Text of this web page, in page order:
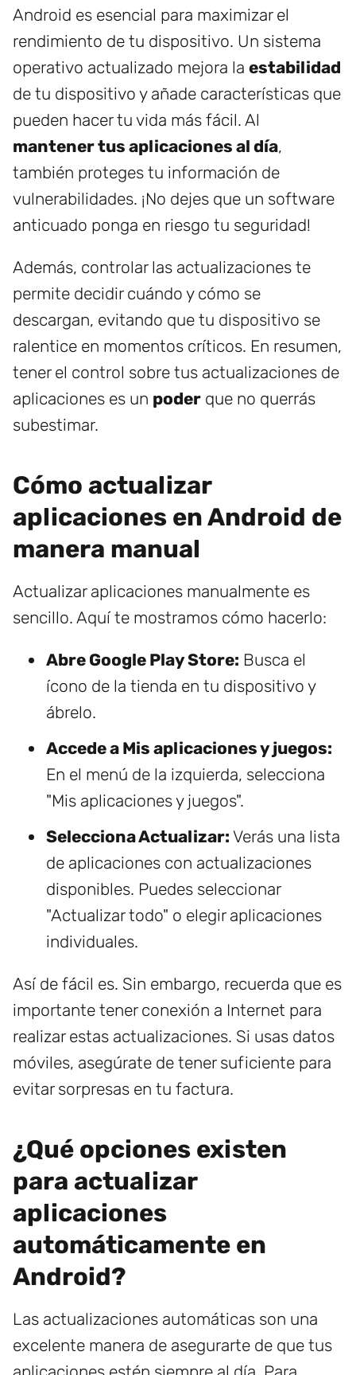
Android es esencial para maximizar el
rendimiento de tu dispositivo. Un sistema
operativo actualizado mejora la estabilidad
de tu dispositivo y añade características que
pueden hacer tu vida más fácil. Al
mantener tus aplicaciones al día,
también proteges tu información de
vulnerabilidades. ¡No dejes que un software
anticuado ponga en riesgo tu seguridad!
Además, controlar las actualizaciones te
permite decidir cuándo y cómo se
descargan, evitando que tu dispositivo se
ralentice en momentos críticos. En resumen,
tener el control sobre tus actualizaciones de
aplicaciones es un poder que no querrás
subestimar.
Cómo actualizar
aplicaciones en Android de
manera manual
Actualizar aplicaciones manualmente es
sencillo. Aquí te mostramos cómo hacerlo:
Abre Google Play Store: Busca el
ícono de la tienda en tu dispositivo y
ábrelo.
Accede a Mis aplicaciones y juegos:
En el menú de la izquierda, selecciona
"Mis aplicaciones y juegos".
Selecciona Actualizar: Verás una lista
de aplicaciones con actualizaciones
disponibles. Puedes seleccionar
"Actualizar todo" o elegir aplicaciones
individuales.
Así de fácil es. Sin embargo, recuerda que es
importante tener conexión a Internet para
realizar estas actualizaciones. Si usas datos
móviles, asegúrate de tener suficiente para
evitar sorpresas en tu factura.
¿Qué opciones existen
para actualizar
aplicaciones
automáticamente en
Android?
Las actualizaciones automáticas son una
excelente manera de asegurarte de que tus